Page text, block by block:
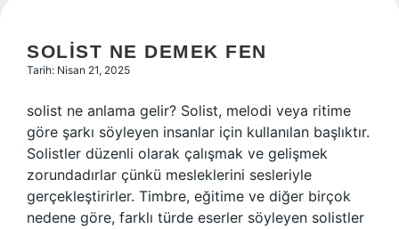
SOLIST NE DEMEK FEN
Tarih: Nisan 21, 2025
solist ne anlama gelir? Solist, melodi veya ritime
göre şarkı söyleyen insanlar için kullanılan başlıktır.
Solistler düzenli olarak çalışmak ve gelişmek
zorundadırlar çünkü mesleklerini sesleriyle
gerçekleştirirler. Timbre, eğitime ve diğer birçok
nedene göre, farklı türde eserler söyleyen solistler